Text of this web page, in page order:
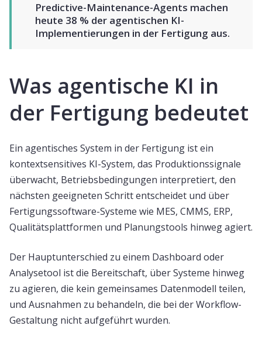
Predictive-Maintenance-Agents machen
heute 38 % der agentischen KI-
Implementierungen in der Fertigung aus.
Was agentische KI in
der Fertigung bedeutet
Ein agentisches System in der Fertigung ist ein
kontextsensitives KI-System, das Produktionssignale
überwacht, Betriebsbedingungen interpretiert, den
nächsten geeigneten Schritt entscheidet und über
Fertigungssoftware-Systeme wie MES, CMMS, ERP,
Qualitätsplattformen und Planungstools hinweg agiert.
Der Hauptunterschied zu einem Dashboard oder
Analysetool ist die Bereitschaft, über Systeme hinweg
zu agieren, die kein gemeinsames Datenmodell teilen,
und Ausnahmen zu behandeln, die bei der Workflow-
Gestaltung nicht aufgeführt wurden.